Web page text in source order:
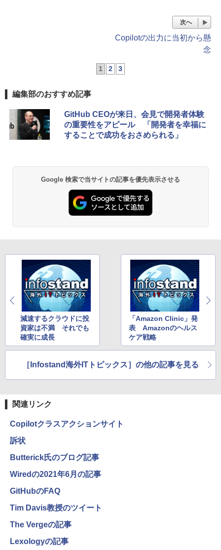
次へ
Copilotの出力に当初から懸
念
1 2 3
編集部のおすすめ記事
GitHub CEOが来日、会見で開発者体験
の重要性をアピール 「開発者を幸福に
することで成功をおさめられる」
Google 検索で当サイトの記事を優先表示させる
減速するクラウドに投
資家は不満 それでも
確実に成長
「Amazon Clinic」発
表 Amazonのヘルス
ケア戦略
［Infostand海外ITトピックス］の他の記事を見る
関連リンク
Copilotクラスアクションサイト
訴状
Butterick氏のブログ記事
Wiredの2021年6月の記事
GitHubのFAQ
Tim Davis教授のツイート
The Vergeの記事
Lexologyの記事